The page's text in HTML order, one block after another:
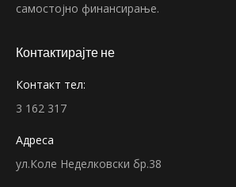
самостојно финансирање.
Контактирајте не
Контакт тел:
3 162 317
Адреса
ул.Коле Неделковски бр.38